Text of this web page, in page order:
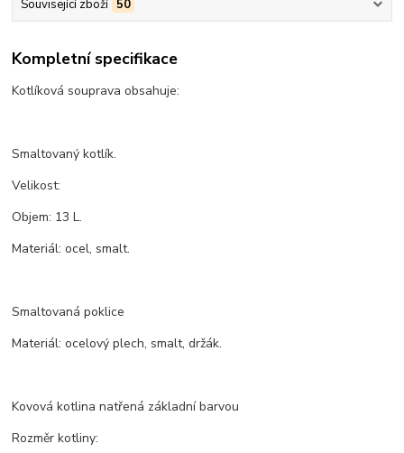
Související zboží 50
Kompletní specifikace
Kotlíková souprava obsahuje:
Smaltovaný kotlík.
Velikost:
Objem: 13 L.
Materiál: ocel, smalt.
Smaltovaná poklice
Materiál: ocelový plech, smalt, držák.
Kovová kotlina natřená základní barvou
Rozměr kotliny: